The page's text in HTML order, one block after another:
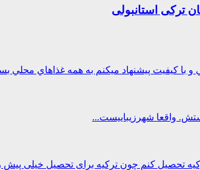
ترکی استانبولی